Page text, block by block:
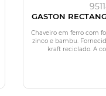
GASTON
zinco e
Chaveiro em ferro com
zinco e bambu.
kraft reciclado. A